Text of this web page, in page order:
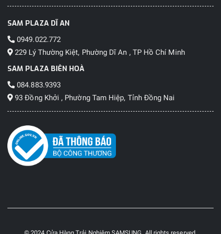
SAM PLAZA DĨ AN
0949.022.772
229 Lý Thường Kiệt, Phường Dĩ An , TP Hồ Chí Minh
SAM PLAZA BIÊN HOÀ
084.883.9393
93 Đồng Khởi , Phường Tam Hiệp, Tỉnh Đồng Nai